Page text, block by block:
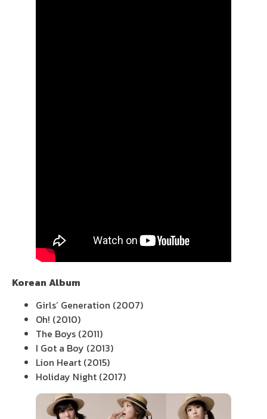
Korean Album
Girls’ Generation (2007)
Oh! (2010)
The Boys (2011)
I Got a Boy (2013)
Lion Heart (2015)
Holiday Night (2017)